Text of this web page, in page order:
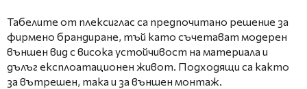
Табелите от плексиглас са предпочитано решение за
фирмено брандиране, тъй като съчетават модерен
външен вид с висока устойчивост на материала и
дълъг експлоатационен живот. Подходящи са както
за вътрешен, така и за външен монтаж.